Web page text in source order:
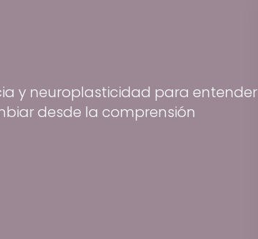
y neuroplasticidad para entender
desde la comprensión